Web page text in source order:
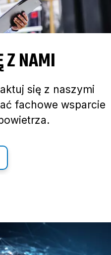
Z NAMI
się z naszymi
fachowe wsparcie